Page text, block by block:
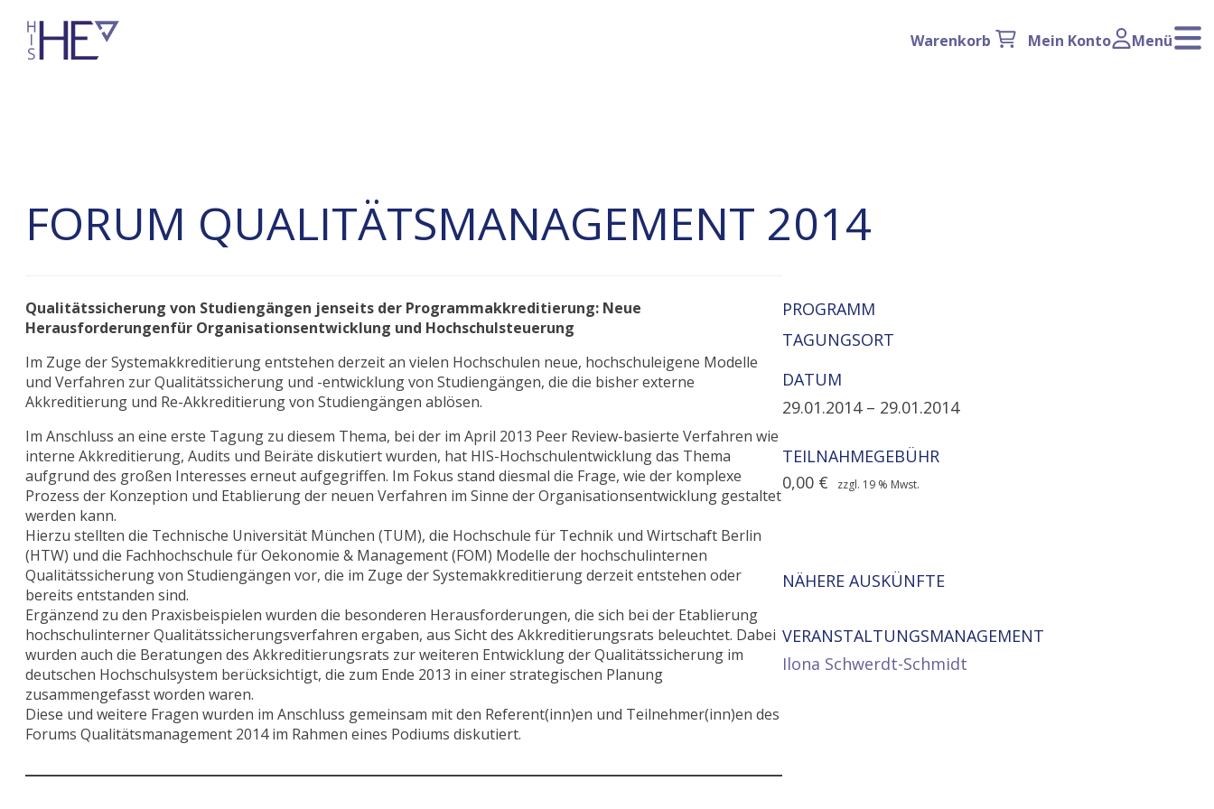
Warenkorb Mein Konto Menü
FORUM QUALITÄTSMANAGEMENT 2014
Qualitätssicherung von Studiengängen jenseits der Programmakkreditierung: Neue
Herausforderungenfür Organisationsentwicklung und Hochschulsteuerung
Im Zuge der Systemakkreditierung entstehen derzeit an vielen Hochschulen neue, hochschuleigene Modelle
und Verfahren zur Qualitätssicherung und -entwicklung von Studiengängen, die die bisher externe
Akkreditierung und Re-Akkreditierung von Studiengängen ablösen.
Im Anschluss an eine erste Tagung zu diesem Thema, bei der im April 2013 Peer Review-basierte Verfahren wie
interne Akkreditierung, Audits und Beiräte diskutiert wurden, hat HIS-Hochschulentwicklung das Thema
aufgrund des großen Interesses erneut aufgegriffen. Im Fokus stand diesmal die Frage, wie der komplexe
Prozess der Konzeption und Etablierung der neuen Verfahren im Sinne der Organisationsentwicklung gestaltet
werden kann.
Hierzu stellten die Technische Universität München (TUM), die Hochschule für Technik und Wirtschaft Berlin
(HTW) und die Fachhochschule für Oekonomie & Management (FOM) Modelle der hochschulinternen
Qualitätssicherung von Studiengängen vor, die im Zuge der Systemakkreditierung derzeit entstehen oder
bereits entstanden sind.
Ergänzend zu den Praxisbeispielen wurden die besonderen Herausforderungen, die sich bei der Etablierung
hochschulinterner Qualitätssicherungsverfahren ergaben, aus Sicht des Akkreditierungsrats beleuchtet. Dabei
wurden auch die Beratungen des Akkreditierungsrats zur weiteren Entwicklung der Qualitätssicherung im
deutschen Hochschulsystem berücksichtigt, die zum Ende 2013 in einer strategischen Planung
zusammengefasst worden waren.
Diese und weitere Fragen wurden im Anschluss gemeinsam mit den Referent(inn)en und Teilnehmer(inn)en des
Forums Qualitätsmanagement 2014 im Rahmen eines Podiums diskutiert.
PROGRAMM
TAGUNGSORT
DATUM
29.01.2014 – 29.01.2014
TEILNAHMEGEBÜHR
0,00 € zzgl. 19 % Mwst.
NÄHERE AUSKÜNFTE
VERANSTALTUNGSMANAGEMENT
Ilona Schwerdt-Schmidt